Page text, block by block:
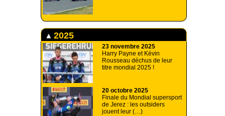
2025
23 novembre 2025
Harry Payne et Kévin
Rousseau déchus de leur
titre mondial 2025 !
20 octobre 2025
Finale du Mondial supersport
de Jerez : les outsiders
jouent leur (…)